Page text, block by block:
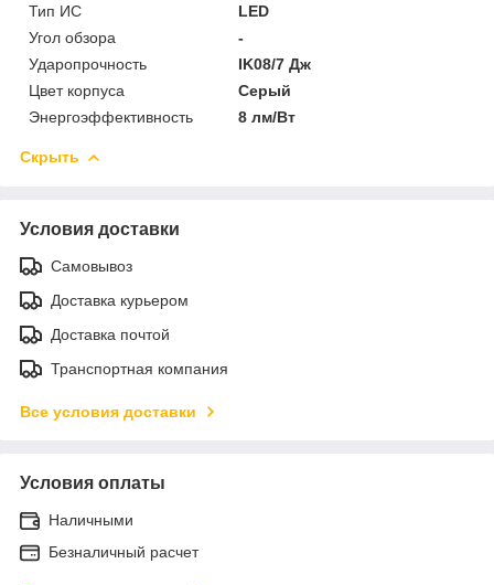
Тип ИС
LED
Угол обзора
-
Ударопрочность
IK08/7 Дж
Цвет корпуса
Серый
Энергоэффективность
8 лм/Вт
Скрыть
Условия доставки
Самовывоз
Доставка курьером
Доставка почтой
Транспортная компания
Все условия доставки
Условия оплаты
Наличными
Безналичный расчет